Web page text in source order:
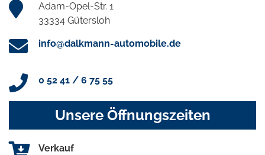
Adam-Opel-Str. 1
33334 Gütersloh
info@dalkmann-automobile.de
0 52 41 / 6 75 55
Unsere Öffnungszeiten
Verkauf